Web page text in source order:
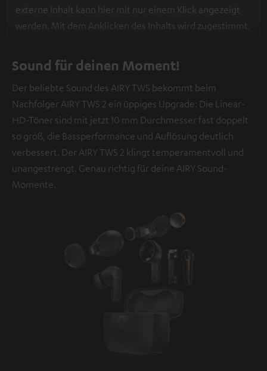
externe Inhalt kann hier mit nur einem Klick angezeigt
werden. Mit dem Anklicken des Inhalts wird zugestimmt,
personenbezogene Daten an Drittplattformen
übermittelt werden.Weitere Informationen sind in der
Datenschutzerklärung unter I zu finden.
Sound für deinen Moment!
Der beliebte Sound des AIRY TWS bekommt beim
Nachfolger AIRY TWS 2 ein üppiges Upgrade: Die Linear-
HD-Töner sind mit jetzt 10 mm Durchmesser fast doppelt
so groß, die Bassperformance und Auflösung deutlich
verbessert. Der AIRY TWS 2 klingt temperamentvoll und
unangestrengt. Genau richtig für deine AIRY Sound-
Momente.